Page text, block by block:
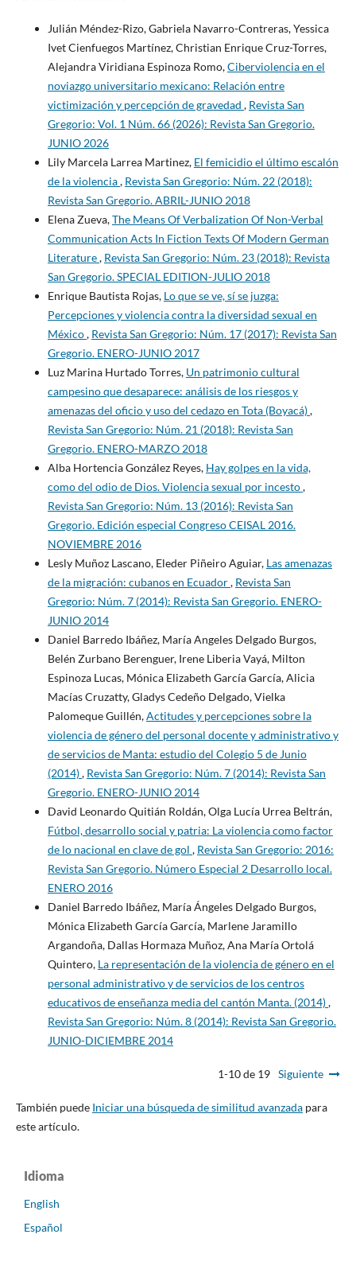
Julián Méndez-Rizo, Gabriela Navarro-Contreras, Yessica
Ivet Cienfuegos Martínez, Christian Enrique Cruz-Torres,
Alejandra Viridiana Espinoza Romo,Ciberviolencia en el
noviazgo universitario mexicano: Relación entre
victimización y percepción de gravedad , Revista San
Gregorio: Vol. 1 Núm. 66 (2026): Revista San Gregorio.
JUNIO 2026
Lily Marcela Larrea Martinez, El femicidio el último escalón
de la violencia, Revista San Gregorio: Núm. 22 (2018):
Revista San Gregorio. ABRIL-JUNIO 2018
Elena Zueva,The Means Of Verbalization Of Non-Verbal
Communication Acts In Fiction Texts Of Modern German
Literature, Revista San Gregorio: Núm. 23 (2018): Revista
San Gregorio. SPECIAL EDITION-JULIO 2018
Enrique Bautista Rojas, Lo que se ve, sí se juzga:
Percepciones y violencia contra la diversidad sexual en
México, Revista San Gregorio: Núm. 17 (2017): Revista San
Gregorio. ENERO-JUNIO 2017
Luz Marina Hurtado Torres, Un patrimonio cultural
campesino que desaparece: análisis de los riesgos y
amenazas del oficio y uso del cedazo en Tota (Boyacá),
Revista San Gregorio: Núm. 21 (2018): Revista San
Gregorio. ENERO-MARZO 2018
Alba Hortencia González Reyes, Hay golpes en la vida,
como del odio de Dios. Violencia sexual por incesto,
Revista San Gregorio: Núm. 13 (2016): Revista San
Gregorio. Edición especial Congreso CEISAL 2016.
NOVIEMBRE 2016
Lesly Muñoz Lascano, Eleder Piñeiro Aguiar, Las amenazas
de la migración: cubanos en Ecuador, Revista San
Gregorio: Núm. 7 (2014): Revista San Gregorio. ENERO-
JUNIO 2014
Daniel Barredo Ibáñez, María Angeles Delgado Burgos,
Belén Zurbano Berenguer, Irene Liberia Vayá, Milton
Espinoza Lucas, Mónica Elizabeth García García, Alicia
Macías Cruzatty, Gladys Cedeño Delgado, Vielka
Palomeque Guillén,Actitudes y percepciones sobre la
violencia de género del personal docente y administrativo y
de servicios de Manta: estudio del Colegio 5 de Junio
(2014), Revista San Gregorio: Núm. 7 (2014): Revista San
Gregorio. ENERO-JUNIO 2014
David Leonardo Quitián Roldán, Olga Lucía Urrea Beltrán,
Fútbol, desarrollo social y patria: La violencia como factor
de lo nacional en clave de gol , Revista San Gregorio: 2016:
Revista San Gregorio. Número Especial 2 Desarrollo local.
ENERO 2016
Daniel Barredo Ibáñez, María Ángeles Delgado Burgos,
Mónica Elizabeth García García, Marlene Jaramillo
Argandoña, Dallas Hormaza Muñoz, Ana María Ortolá
Quintero, La representación de la violencia de género en el
personal administrativo y de servicios de los centros
educativos de enseñanza media del cantón Manta. (2014),
Revista San Gregorio: Núm. 8 (2014): Revista San Gregorio.
JUNIO-DICIEMBRE 2014
1-10 de 19 Siguiente
También puede Iniciar una búsqueda de similitud avanzadapara
este artículo.
Idioma
English
Español